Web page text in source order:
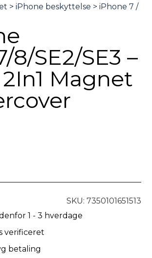
8/SE2/SE3 –
Magnet
SKU: 7350101651513
1 - 3 hverdage
verificeret
betaling